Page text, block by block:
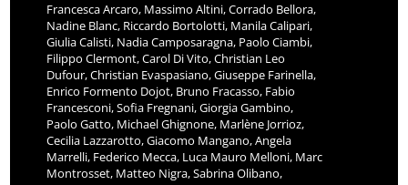
Francesca Arcaro, Massimo Altini, Corrado Bellora,
Nadine Blanc, Riccardo Bortolotti, Manila Calipari,
Giulia Calisti, Nadia Camposaragna, Paolo Ciambi,
Filippo Clermont, Carol Di Vito, Christian Leo
Dufour, Christian Evaspasiano, Giuseppe Farinella,
Enrico Formento Dojot, Bruno Fracasso, Fabio
Francesconi, Sofia Fregnani, Giorgia Gambino,
Paolo Gatto, Michael Ghignone, Marlène Jorrioz,
Cecilia Lazzarotto, Giacomo Mangano, Angela
Marrelli, Federico Mecca, Luca Mauro Melloni, Marc
Montrosset, Matteo Nigra, Sabrina Olibano,